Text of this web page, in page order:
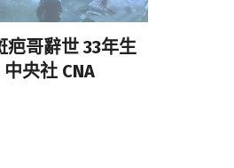
哥辭世 33年生
央社 CNA